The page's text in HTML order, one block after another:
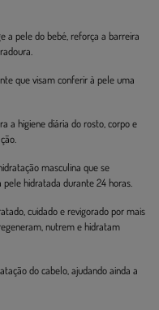
a pele do bebé, reforça a barreira
que visam conferir à pele uma
a higiene diária do rosto, corpo e
masculina que se
hidratada durante 24 horas.
cuidado e revigorado por mais
nutrem e hidratam
do cabelo, ajudando ainda a